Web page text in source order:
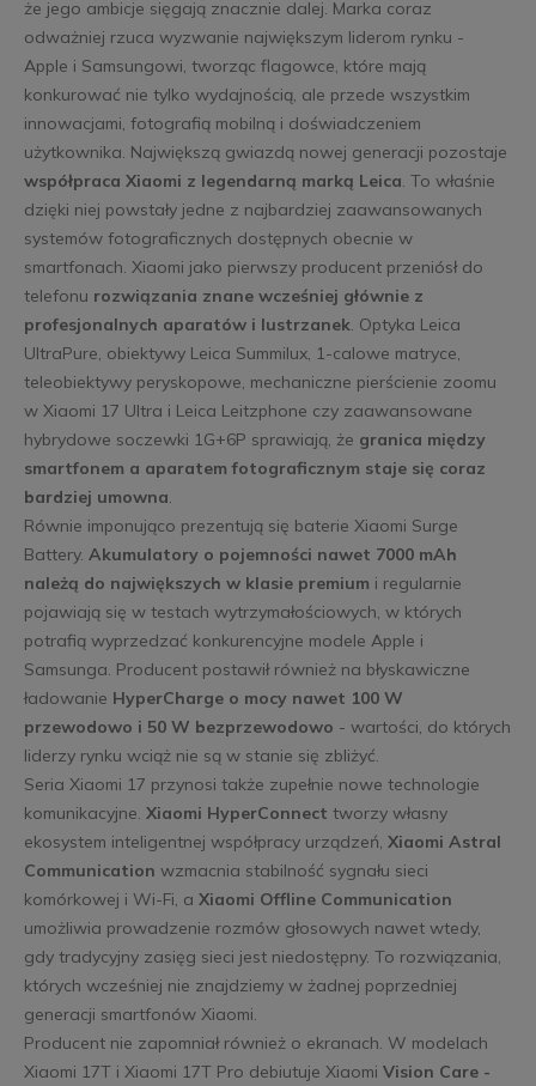
że jego ambicje sięgają znacznie dalej. Marka coraz
odważniej rzuca wyzwanie największym liderom rynku -
Apple i Samsungowi, tworząc flagowce, które mają
konkurować nie tylko wydajnością, ale przede wszystkim
innowacjami, fotografią mobilną i doświadczeniem
użytkownika. Największą gwiazdą nowej generacji pozostaje
współpraca Xiaomi z legendarną marką Leica. To właśnie
dzięki niej powstały jedne z najbardziej zaawansowanych
systemów fotograficznych dostępnych obecnie w
smartfonach. Xiaomi jako pierwszy producent przeniósł do
telefonu rozwiązania znane wcześniej głównie z
profesjonalnych aparatów i lustrzanek. Optyka Leica
UltraPure, obiektywy Leica Summilux, 1-calowe matryce,
teleobiektywy peryskopowe, mechaniczne pierścienie zoomu
w Xiaomi 17 Ultra i Leica Leitzphone czy zaawansowane
hybrydowe soczewki 1G+6P sprawiają, że granica między
smartfonem a aparatem fotograficznym staje się coraz
bardziej umowna.
Równie imponująco prezentują się baterie Xiaomi Surge
Battery. Akumulatory o pojemności nawet 7000 mAh
należą do największych w klasie premium i regularnie
pojawiają się w testach wytrzymałościowych, w których
potrafią wyprzedzać konkurencyjne modele Apple i
Samsunga. Producent postawił również na błyskawiczne
ładowanie HyperCharge o mocy nawet 100 W
przewodowo i 50 W bezprzewodowo - wartości, do których
liderzy rynku wciąż nie są w stanie się zbliżyć.
Seria Xiaomi 17 przynosi także zupełnie nowe technologie
komunikacyjne. Xiaomi HyperConnect tworzy własny
ekosystem inteligentnej współpracy urządzeń, Xiaomi Astral
Communication wzmacnia stabilność sygnału sieci
komórkowej i Wi-Fi, a Xiaomi Offline Communication
umożliwia prowadzenie rozmów głosowych nawet wtedy,
gdy tradycyjny zasięg sieci jest niedostępny. To rozwiązania,
których wcześniej nie znajdziemy w żadnej poprzedniej
generacji smartfonów Xiaomi.
Producent nie zapomniał również o ekranach. W modelach
Xiaomi 17T i Xiaomi 17T Pro debiutuje Xiaomi Vision Care -